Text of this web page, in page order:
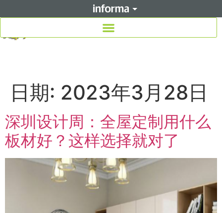
日期: 2023年3月28日
深圳设计周：全屋定制用什么
板材好？这样选择就对了